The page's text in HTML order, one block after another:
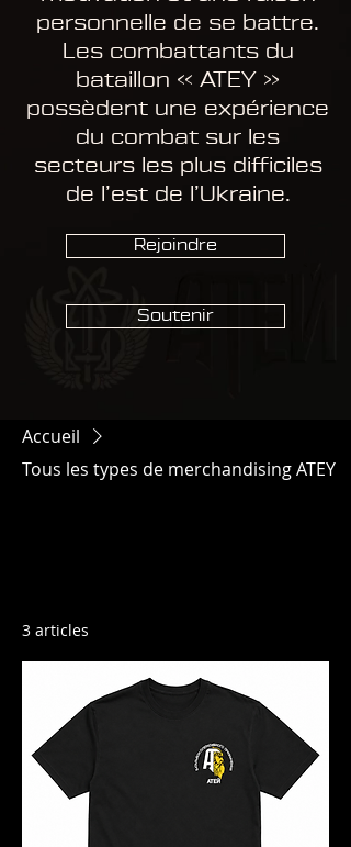
personnelle de se battre.
Les combattants du
bataillon « ATEY »
possèdent une expérience
du combat sur les
secteurs les plus difficiles
de l’est de l’Ukraine.
Rejoindre
Soutenir
Accueil
Tous les types de merchandising ATEY
3 articles